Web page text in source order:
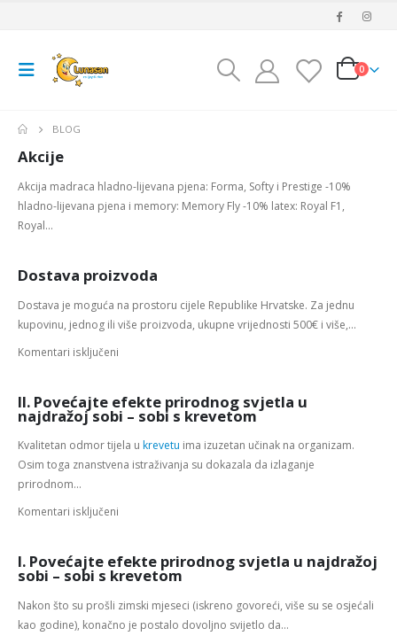
0
BLOG
Akcije
Akcija madraca hladno-lijevana pjena: Forma, Softy i Prestige -10%
hladno-lijevana pjena i memory: Memory Fly -10% latex: Royal F1,
Royal...
Dostava proizvoda
Dostava je moguća na prostoru cijele Republike Hrvatske. Za jednu
kupovinu, jednog ili više proizvoda, ukupne vrijednosti 500€ i više,...
Komentari isključeni
II. Povećajte efekte prirodnog svjetla u
najdražoj sobi – sobi s krevetom
Kvalitetan odmor tijela u krevetu ima izuzetan učinak na organizam.
Osim toga znanstvena istraživanja su dokazala da izlaganje
prirodnom...
Komentari isključeni
I. Povećajte efekte prirodnog svjetla u najdražoj
sobi – sobi s krevetom
Nakon što su prošli zimski mjeseci (iskreno govoreći, više su se osjećali
kao godine), konačno je postalo dovoljno svijetlo da...